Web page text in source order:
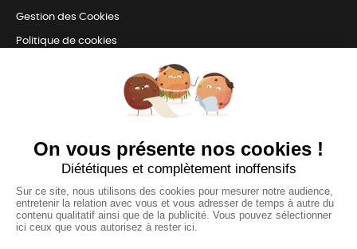
Gestion des Cookies
Politique de cookies
Retrait en magasin et livraison
TOUJOURS Á VOS CÔTÉS
Nous sommes connectés
pour répondre à tous vos besoins